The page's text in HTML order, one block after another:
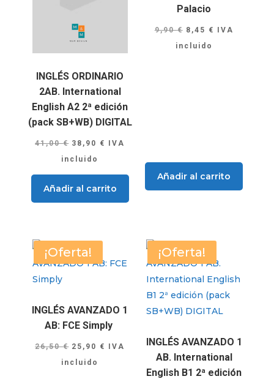
INGLÉS ORDINARIO
2AB. International
English A2 2ª edición
(pack SB+WB) DIGITAL
41,00€ El
precio
original
era:
38,90 € El
actual
es:
IVA
incluido
Añadir al carrito
Palacio
9,90€ El
precio
8,45 € El
IVA
incluido
Añadir al carrito
¡Oferta!
INGLÉS AVANZADO 1
AB: FCE Simply
26,50€ El
precio
25,90 € El
IVA
incluido
¡Oferta!
INGLÉS AVANZADO 1
AB. International
English B1 2ª edición